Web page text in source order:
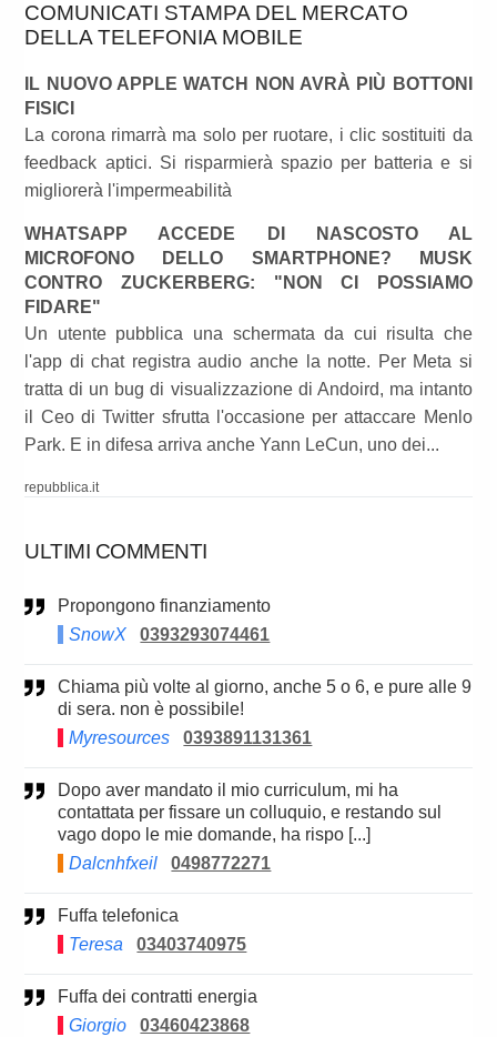
COMUNICATI STAMPA DEL MERCATO
DELLA TELEFONIA MOBILE
IL NUOVO APPLE WATCH NON AVRÀ PIÙ BOTTONI
FISICI
La corona rimarrà ma solo per ruotare, i clic sostituiti da
feedback aptici. Si risparmierà spazio per batteria e si
migliorerà l'impermeabilità
WHATSAPP ACCEDE DI NASCOSTO AL
MICROFONO DELLO SMARTPHONE? MUSK
CONTRO ZUCKERBERG: "NON CI POSSIAMO
FIDARE"
Un utente pubblica una schermata da cui risulta che
l'app di chat registra audio anche la notte. Per Meta si
tratta di un bug di visualizzazione di Andoird, ma intanto
il Ceo di Twitter sfrutta l'occasione per attaccare Menlo
Park. E in difesa arriva anche Yann LeCun, uno dei...
repubblica.it
ULTIMI COMMENTI
Propongono finanziamento
SnowX
0393293074461
Chiama più volte al giorno, anche 5 o 6, e pure alle 9
di sera. non è possibile!
Myresources
0393891131361
Dopo aver mandato il mio curriculum, mi ha
contattata per fissare un colluquio, e restando sul
vago dopo le mie domande, ha rispo [...]
Dalcnhfxeil
0498772271
Fuffa telefonica
Teresa
03403740975
Fuffa dei contratti energia
Giorgio
03460423868